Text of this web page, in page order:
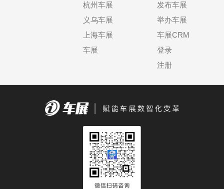
杭州车展
义乌车展
上海车展
车展
发布车展
举办车展
车展CRM
登录
注册